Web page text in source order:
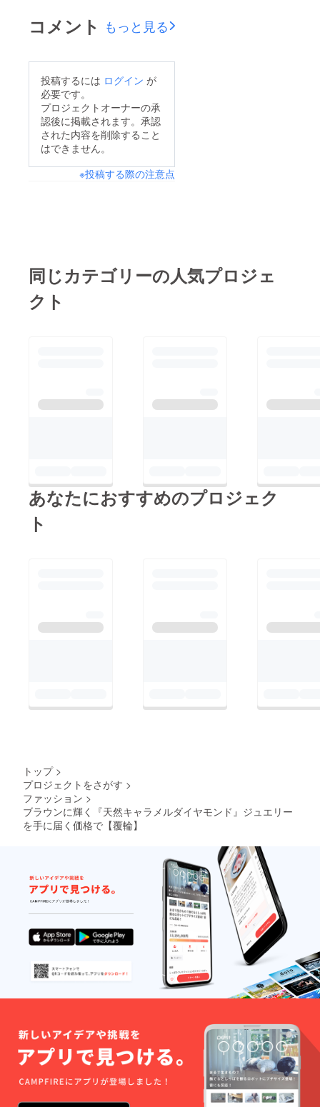
コメント もっと見る
投稿するには ログイン が
必要です。
プロジェクトオーナーの承
認後に掲載されます。承認
された内容を削除すること
はできません。
※投稿する際の注意点
同じカテゴリーの人気プロジェ
クト
あなたにおすすめのプロジェク
ト
トップ >
プロジェクトをさがす >
ファッション >
ブラウンに輝く『天然キャラメルダイヤモンド』ジュエリー
を手に届く価格で【覆輪】